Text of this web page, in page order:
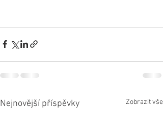
Nejnovější příspěvky Zobrazit vše